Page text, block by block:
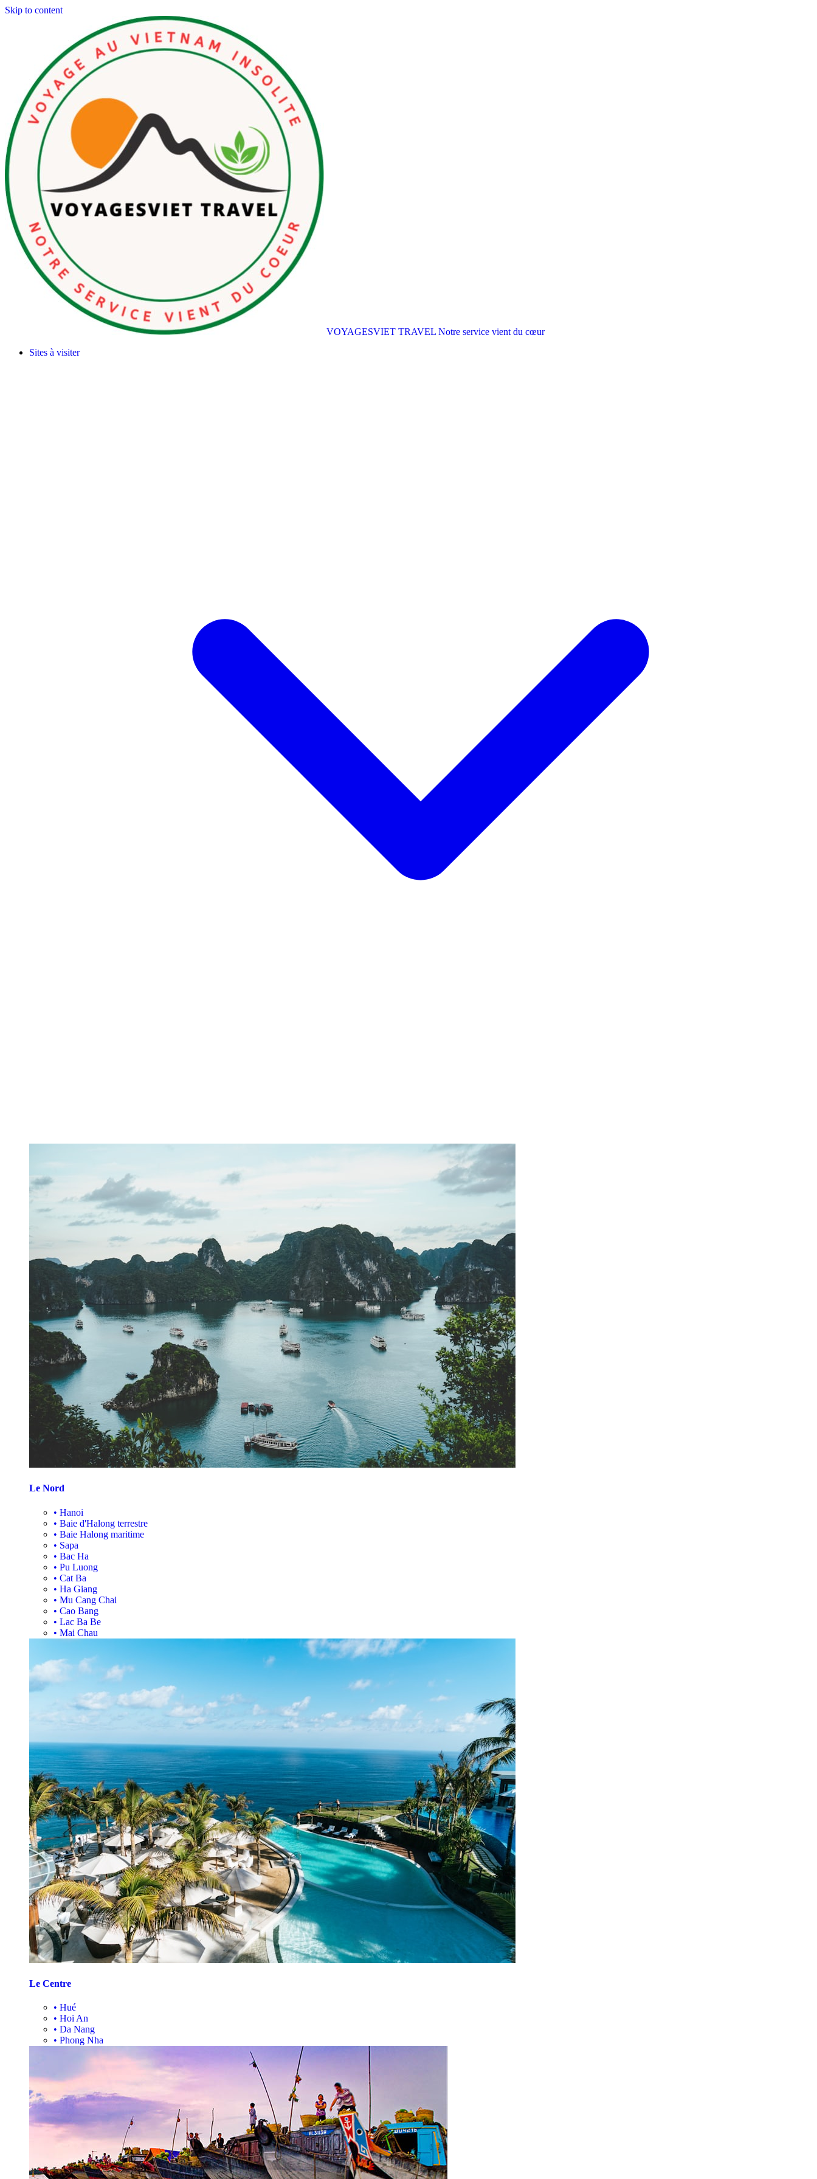
Skip to content
VOYAGESVIET TRAVEL Notre service vient du cœur
Sites à visiter
Le Nord
• Hanoi
• Baie d'Halong terrestre
• Baie Halong maritime
• Sapa
• Bac Ha
• Pu Luong
• Cat Ba
• Ha Giang
• Mu Cang Chai
• Cao Bang
• Lac Ba Be
• Mai Chau
Le Centre
• Hué
• Hoi An
• Da Nang
• Phong Nha